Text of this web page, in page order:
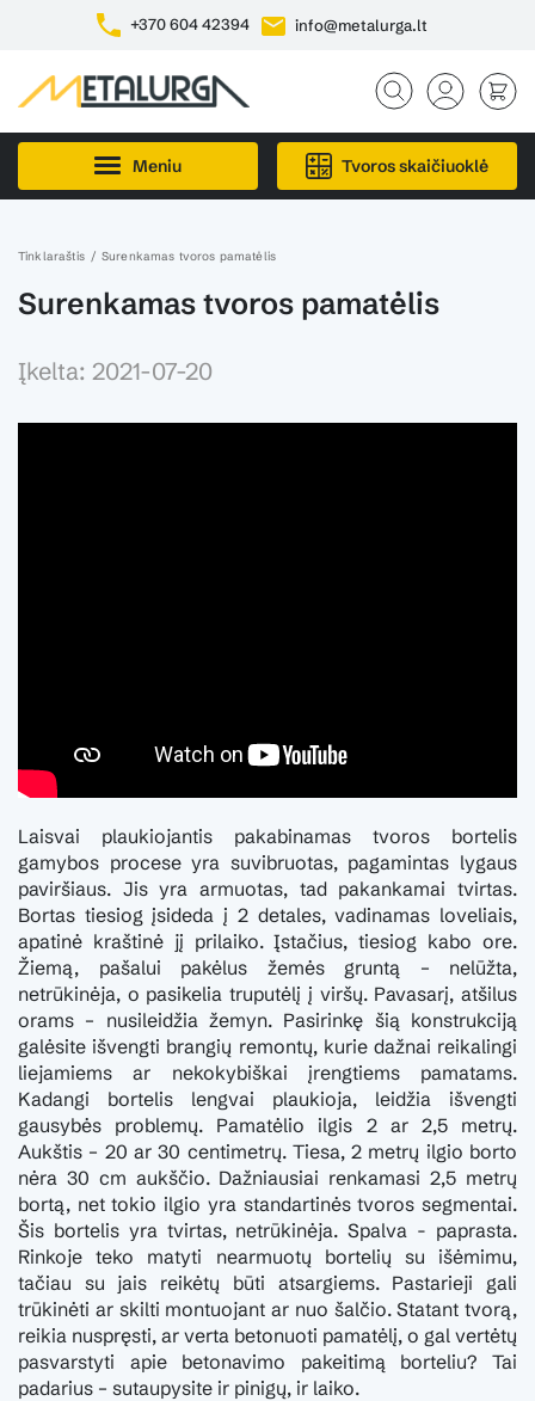
+370 604 42394 info@metalurga.lt
Meniu Tvoros skaičiuoklė
Tinklaraštis Surenkamas tvoros pamatėlis
Surenkamas tvoros pamatėlis
Įkelta: 2021-07-20
Laisvai plaukiojantis pakabinamas tvoros bortelis
gamybos procese yra suvibruotas, pagamintas lygaus
paviršiaus. Jis yra armuotas, tad pakankamai tvirtas.
Bortas tiesiog įsideda į 2 detales, vadinamas loveliais,
apatinė kraštinė jį prilaiko. Įstačius, tiesiog kabo ore.
Žiemą, pašalui pakėlus žemės gruntą – nelūžta,
netrūkinėja, o pasikelia truputėlį į viršų. Pavasarį, atšilus
orams – nusileidžia žemyn. Pasirinkę šią konstrukciją
galėsite išvengti brangių remontų, kurie dažnai reikalingi
liejamiems ar nekokybiškai įrengtiems pamatams.
Kadangi bortelis lengvai plaukioja, leidžia išvengti
gausybės problemų. Pamatėlio ilgis 2 ar 2,5 metrų.
Aukštis – 20 ar 30 centimetrų. Tiesa, 2 metrų ilgio borto
nėra 30 cm aukščio. Dažniausiai renkamasi 2,5 metrų
bortą, net tokio ilgio yra standartinės tvoros segmentai.
Šis bortelis yra tvirtas, netrūkinėja. Spalva - paprasta.
Rinkoje teko matyti nearmuotų bortelių su išėmimu,
tačiau su jais reikėtų būti atsargiems. Pastarieji gali
trūkinėti ar skilti montuojant ar nuo šalčio. Statant tvorą,
reikia nuspręsti, ar verta betonuoti pamatėlį, o gal vertėtų
pasvarstyti apie betonavimo pakeitimą borteliu? Tai
padarius – sutaupysite ir pinigų, ir laiko.